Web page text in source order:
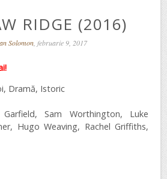
RIDGE (2016)
Solomon, februarie 9, 2017
Dramă, Istoric
Garfield, Sam Worthington, Luke
Hugo Weaving, Rachel Griffiths,